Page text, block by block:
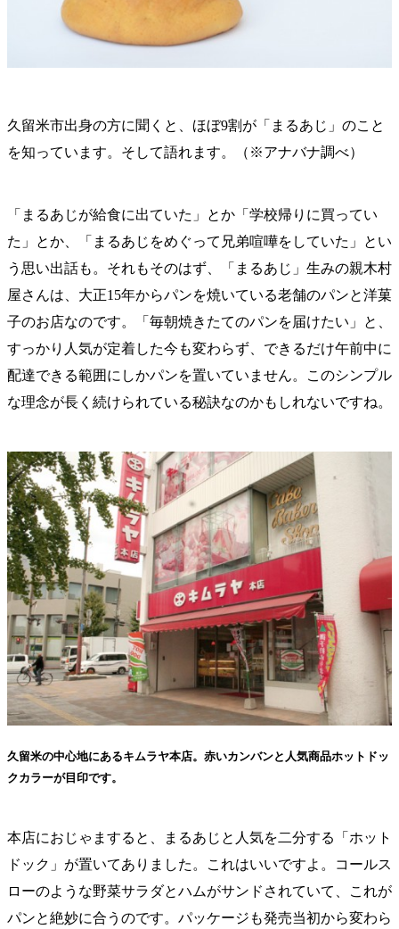
久留米市出身の方に聞くと、ほぼ9割が「まるあじ」のこと
を知っています。そして語れます。（※アナバナ調べ）
「まるあじが給食に出ていた」とか「学校帰りに買ってい
た」とか、「まるあじをめぐって兄弟喧嘩をしていた」とい
う思い出話も。それもそのはず、「まるあじ」生みの親木村
屋さんは、大正15年からパンを焼いている老舗のパンと洋菓
子のお店なのです。「毎朝焼きたてのパンを届けたい」と、
すっかり人気が定着した今も変わらず、できるだけ午前中に
配達できる範囲にしかパンを置いていません。このシンプル
な理念が長く続けられている秘訣なのかもしれないですね。
久留米の中心地にあるキムラヤ本店。赤いカンバンと人気商品ホットドッ
クカラーが目印です。
本店におじゃますると、まるあじと人気を二分する「ホット
ドック」が置いてありました。これはいいですよ。コールス
ローのような野菜サラダとハムがサンドされていて、これが
パンと絶妙に合うのです。パッケージも発売当初から変わら